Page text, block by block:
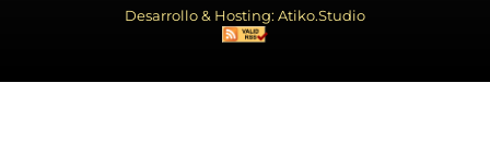
Desarrollo & Hosting: Atiko.Studio